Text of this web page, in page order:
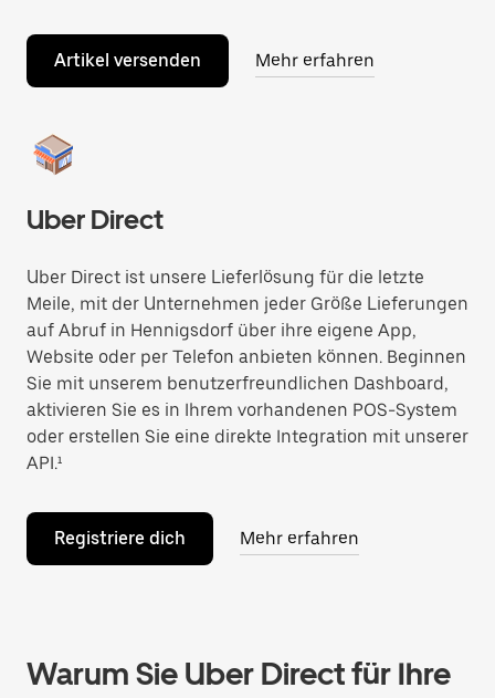
Artikel versenden Mehr erfahren
Uber Direct
Uber Direct ist unsere Lieferlösung für die letzte
Meile, mit der Unternehmen jeder Größe Lieferungen
auf Abruf in Hennigsdorf über ihre eigene App,
Website oder per Telefon anbieten können. Beginnen
Sie mit unserem benutzerfreundlichen Dashboard,
aktivieren Sie es in Ihrem vorhandenen POS-System
oder erstellen Sie eine direkte Integration mit unserer
API.¹
Registriere dich Mehr erfahren
Warum Sie Uber Direct für Ihre